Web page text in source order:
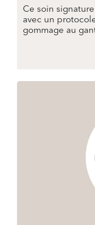
Ce soin
avec un
gommage au